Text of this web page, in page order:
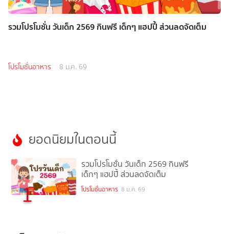
รวมโปรโมชั่น วันเด็ก 2569 กินฟรี เด็กๆ แฮปปี้ ส่วนลดจัดเต็ม
โปรโมชั่นอาหาร 8 ม.ค. 69
ยอดนิยมในตอนนี้
1
รวมโปรโมชั่น วันเด็ก 2569 กินฟรี
เด็กๆ แฮปปี้ ส่วนลดจัดเต็ม
โปรโมชั่นอาหาร 8 ม.ค. 69